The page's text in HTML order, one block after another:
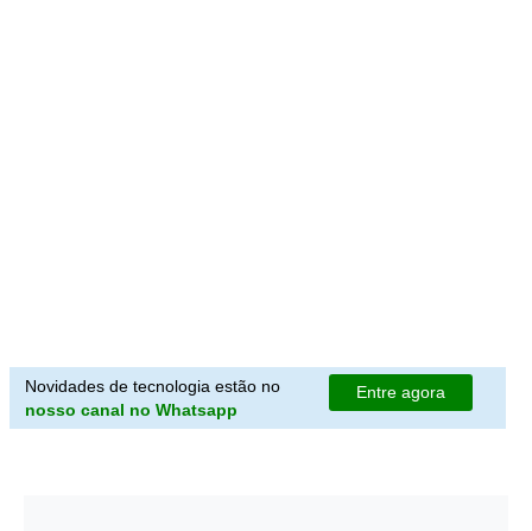
Novidades de tecnologia estão no
nosso canal no Whatsapp
Entre agora